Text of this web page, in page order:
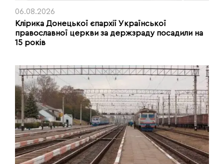
06.08.2026
Клірика Донецької єпархії Української
православної церкви за держзраду посадили на
15 років